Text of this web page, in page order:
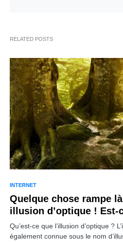
RELATED POSTS
INTERNET
Quelque chose rampe
illusion d’optique ! Est-
Qu’est-ce que l’illusion d’optique ?
également connue sous le nom